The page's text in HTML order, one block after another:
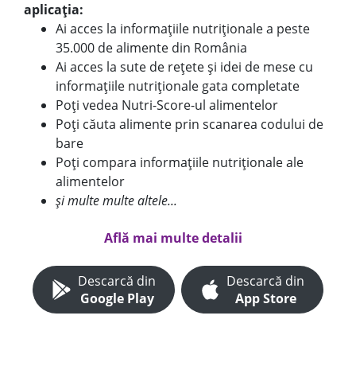
aplicația:
Ai acces la informațiile nutriționale a peste
35.000 de alimente din România
Ai acces la sute de rețete și idei de mese cu
informațiile nutriționale gata completate
Poți vedea Nutri-Score-ul alimentelor
Poți căuta alimente prin scanarea codului de
bare
Poți compara informațiile nutriționale ale
alimentelor
și multe multe altele...
Află mai multe detalii
Descarcă din
Google Play
Descarcă din
App Store